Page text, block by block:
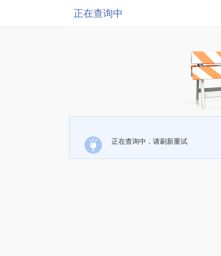
正在查询中
正在查询中，请刷新重试